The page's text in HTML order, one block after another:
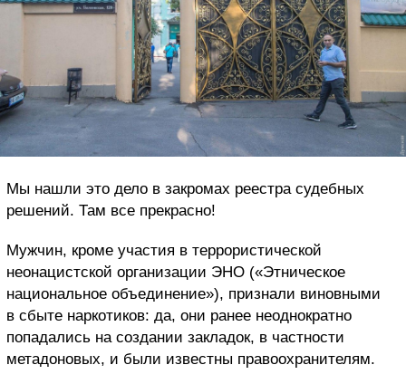
Мы нашли это дело в закромах реестра судебных
решений. Там все прекрасно!
Мужчин, кроме участия в террористической
неонацистской организации ЭНО («Этническое
национальное объединение»), признали виновными
в сбыте наркотиков: да, они ранее неоднократно
попадались на создании закладок, в частности
метадоновых, и были известны правоохранителям.